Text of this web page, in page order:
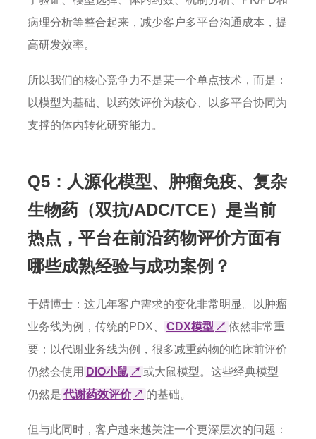
病理分析等整合起来，减少客户多平台沟通成本，提
高研发效率。
所以我们的核心竞争力不是某一个单点技术，而是：
以模型为基础、以药效评价为核心、以多平台协同为
支撑的体内转化研究能力。
Q5：人源化模型、肿瘤免疫、复杂
生物药（双抗/ADC/TCE）是当前
热点，平台在前沿药物评价方面有
哪些成熟经验与成功案例？
于婧博士：这几年客户需求的变化非常明显。以肿瘤
业务线为例，传统的PDX、
CDX模型 ↗ 依然非常重
要；以代谢业务线为例，很多减重药物的临床前评价
仍然会使用 DIO小鼠 ↗ 或大鼠模型。这些经典模型
仍然是 代谢药效评价 ↗ 的基础。
但与此同时，客户越来越关注一个更深层次的问题：